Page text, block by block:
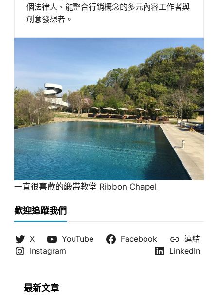
個法律人、能整合行銷概念的多元內容工作者與
創意發想者。
一直很喜歡的緞帶教堂 Ribbon Chapel
歡迎追蹤我們
X YouTube Facebook
連結
Instagram
LinkedIn
最新文章